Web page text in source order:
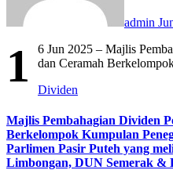
admin
1
6 Jun 2025 – Majlis
dan Ceramah
Dividen
Majlis Pembahagian Dividen
Berkelompok Kumpulan
Parlimen Pasir Puteh yang
Limbongan, DUN Semerak &